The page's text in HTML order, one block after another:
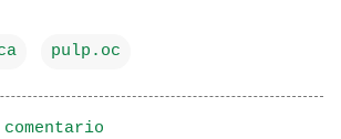
pulp.oc